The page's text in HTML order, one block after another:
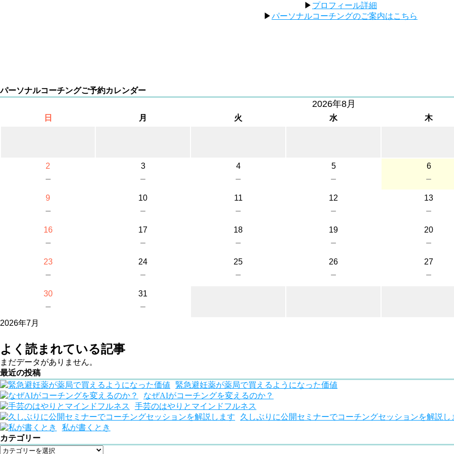
▶︎ プロフィール詳細
▶︎パーソナルコーチングのご案内はこちら
パーソナルコーチングご予約カレンダー
2026年8月
日 月 火 水 木
2
－
3
－
4
－
5
－
6
－
9
－
10
－
11
－
12
－
13
－
16
－
17
－
18
－
19
－
20
－
23
－
24
－
25
－
26
－
27
－
30
－
31
－
2026年7月
よく読まれている記事
まだデータがありません。
最近の投稿
緊急避妊薬が薬局で買えるようになった価値
なぜAIがコーチングを変えるのか？
手芸のはやりとマインドフルネス
久しぶりに公開セミナーでコーチングセッションを解説し
私が書くとき
カテゴリー